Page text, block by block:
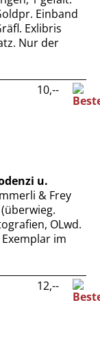
Einband
Exlibris
Nur der
u.
& Frey
OLwd.
im
10,--
12,--